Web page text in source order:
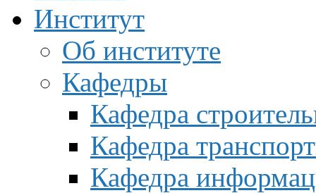
Институт
Об институте
Кафедры
Кафедра
Кафедра
Кафедра